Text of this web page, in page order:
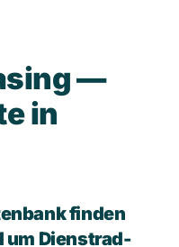
sing—
ein
finden
um Dienstrad-